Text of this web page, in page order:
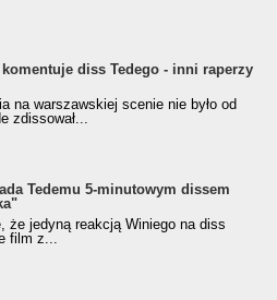
komentuje diss Tedego - inni raperzy
na warszawskiej scenie nie było od
zdissował...
Tedemu 5-minutowym dissem
że jedyną reakcją Winiego na diss
film z...